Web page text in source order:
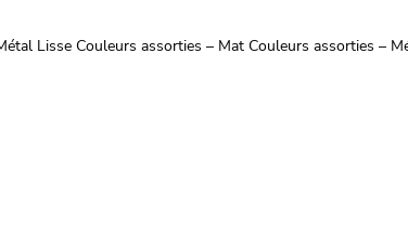
Lisse Couleurs assorties – Mat Couleurs assorties –